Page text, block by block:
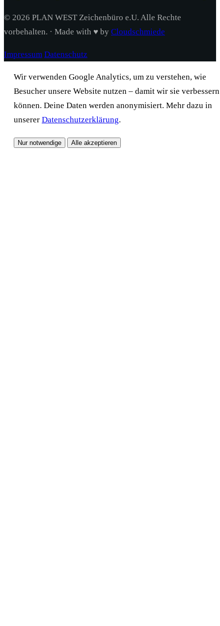
© 2026 PLAN WEST Zeichenbüro e.U. Alle Rechte
vorbehalten. · Made with ♥ by Cloudschmiede
Impressum Datenschutz
Wir verwenden Google Analytics, um zu verstehen, wie
Besucher unsere Website nutzen – damit wir sie verbessern
können. Deine Daten werden anonymisiert. Mehr dazu in
unserer Datenschutzerklärung.
Nur notwendige Alle akzeptieren